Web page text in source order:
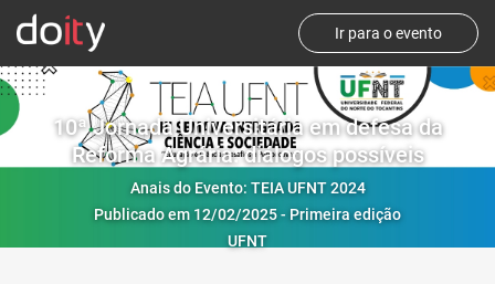
Ir para o evento
10ª Jornada Universitária em defesa da
Reforma Agrária: diálogos possíveis
Anais do Evento: TEIA UFNT 2024
Publicado em 12/02/2025 - Primeira edição
UFNT